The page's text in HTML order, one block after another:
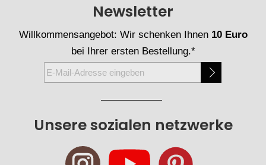
Unsere sozialen netzwerke
Newsletter
Willkommensangebot: Wir schenken Ihnen 10 Euro
bei Ihrer ersten Bestellung.*
Melden
Sie
unseren